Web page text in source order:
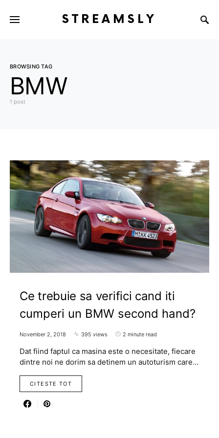
STREAMSLY
BROWSING TAG
BMW
1 post
Ce trebuie sa verifici cand iti
cumperi un BMW second hand?
November 2, 2018 395 views 2 minute read
Dat fiind faptul ca masina este o necesitate, fiecare
dintre noi ne dorim sa detinem un autoturism care…
CITESTE TOT